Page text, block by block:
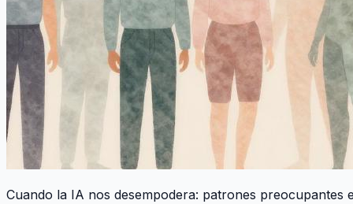
Cuando la IA nos desempodera: patrones preocupantes